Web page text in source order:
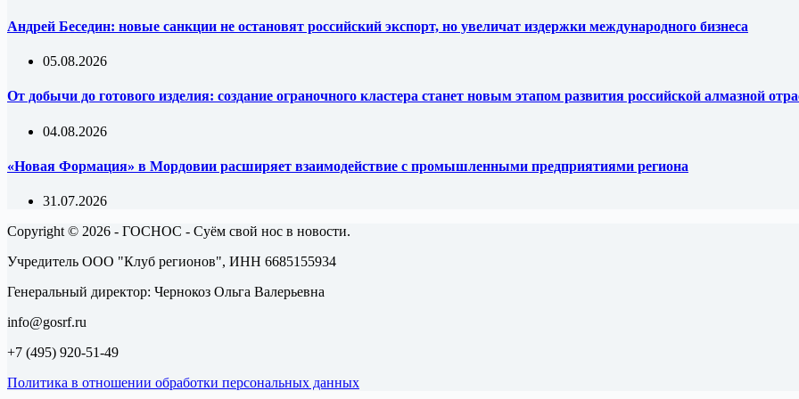
Андрей Беседин: новые санкции не остановят российский экспорт, но увеличат издержки международного бизнеса
05.08.2026
От добычи до готового изделия: создание ограночного кластера станет новым этапом развития российской алмазной
04.08.2026
«Новая Формация» в Мордовии расширяет взаимодействие с промышленными предприятиями региона
31.07.2026
Copyright © 2026 - ГОСНОС - Суём свой нос в новости.
Учредитель ООО "Клуб регионов", ИНН 6685155934
Генеральный директор: Чернокоз Ольга Валерьевна
info@gosrf.ru
+7 (495) 920-51-49
Политика в отношении обработки персональных данных